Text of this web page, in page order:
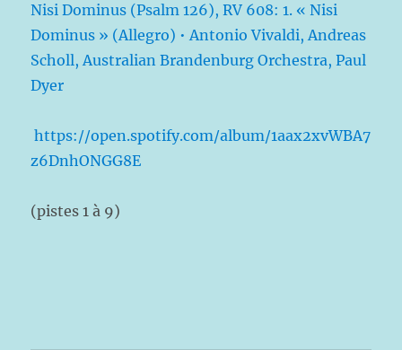
Nisi Dominus (Psalm 126), RV 608: 1. « Nisi
Dominus » (Allegro) • Antonio Vivaldi, Andreas
Scholl, Australian Brandenburg Orchestra, Paul
Dyer
https://open.spotify.com/album/1aax2xvWBA7
z6DnhONGG8E
(pistes 1 à 9)